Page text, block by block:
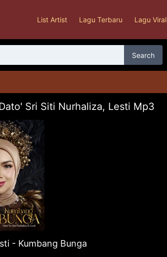
List Artist Lagu Terbaru Lagu Viral
Search
Sri Siti Nurhaliza, Lesti Mp3
- Kumbang Bunga